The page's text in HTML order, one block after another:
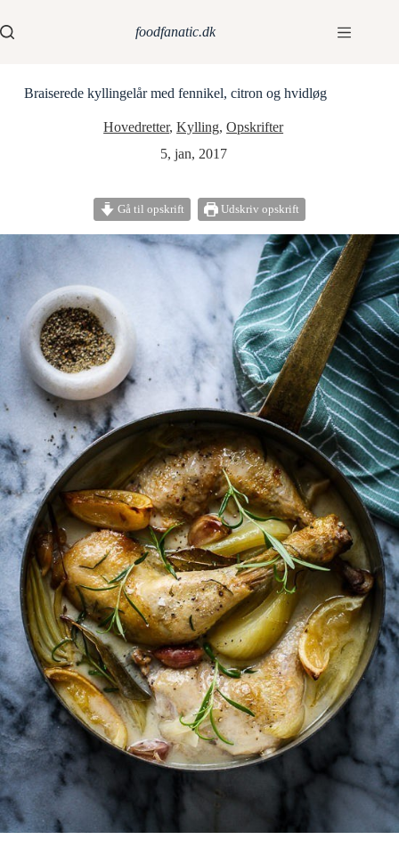
foodfanatic.dk
Braiserede kyllingelår med fennikel, citron og hvidløg
Hovedretter,Kylling,Opskrifter
5, jan, 2017
Gå til opskrift Udskriv opskrift